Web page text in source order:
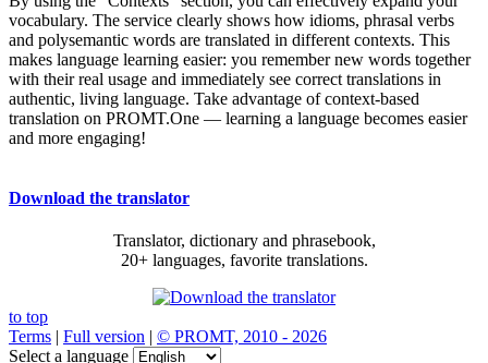
vocabulary. The service clearly shows how idioms, phrasal verbs
and polysemantic words are translated in different contexts. This
makes language learning easier: you remember new words together
with their real usage and immediately see correct translations in
authentic, living language. Take advantage of context-based
translation on PROMT.One — learning a language becomes easier
and more engaging!
Download the translator
Translator, dictionary and phrasebook,
20+ languages, favorite translations.
to top
Terms | Full version | © PROMT, 2010 - 2026
Select a language